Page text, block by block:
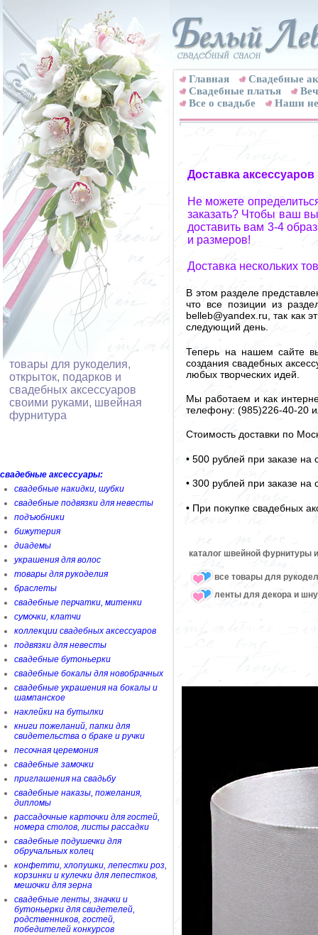
товары для рукоделия,
открыток, подарков и
свадебных аксессуаров
своими руками, швейная
фурнитура
свадебные аксессуары:
свадебные накидки, шубки
свадебные подвязки для невесты
подъюбники
бижутерия
диадемы
украшения для волос
товары для рукоделия
браслеты
свадебные перчатки, митенки
сумочки, клатчи
коллекции свадебных аксессуаров
подвязки для невесты
свадебные бутоньерки
свадебные бокалы для новобрачных
свадебные украшения на бокалы и
шампанское
наклейки на бутылки
книги пожеланий, папки для
свидетельства о браке и ручки
песочная церемония
свадебные замочки
приглашения на свадьбу
свадебные наказы, пожелания,
дипломы
рассадочные карточки для гостей,
номера столов, листы рассадки
свадебные подушечки для
обручальных колец
конфетти, хлопушки, лепестки роз,
корзинки и кулечки для лепестков,
мешочки для зерна
свадебные ленты, значки и
бутоньерки для свидетелей,
родственников, гостей,
победителей конкурсов
Главная
Свадебные
Cвадебные платья
Все о свадьбе
Наши
Доставка
Не можете
заказать? Чтобы ваш
доставить вам 3-4
и размеров!
Доставка нескольких
В этом разделе
что все позиции из
belleb@yandex.ru, так как
следующий день.
Теперь на нашем сайте
создания свадебных
любых творческих идей.
Мы работаем и как
телефону: (985)226-40-20
Стоимость доставки по
• 500 рублей при заказе
• 300 рублей при заказе
• При покупке свадебных
каталог швейной фурнитуры
все товары для
ленты для декора и